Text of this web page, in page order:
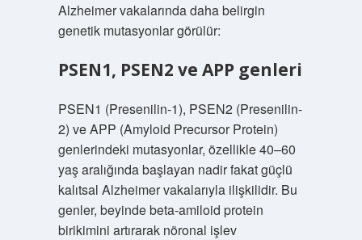
Alzheimer vakalarında daha belirgin
genetik mutasyonlar görülür:
PSEN1, PSEN2 ve APP genleri
PSEN1 (Presenilin-1), PSEN2 (Presenilin-
2) ve APP (Amyloid Precursor Protein)
genlerindeki mutasyonlar, özellikle 40–60
yaş aralığında başlayan nadir fakat güçlü
kalıtsal Alzheimer vakalarıyla ilişkilidir. Bu
genler, beyinde beta-amiloid protein
birikimini artırarak nöronal işlev